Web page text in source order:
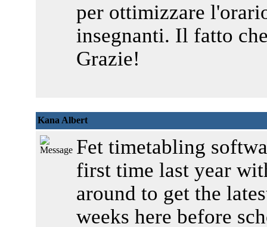
per ottimizzare
insegnanti. Il fatto
Grazie!
Kana Albert
Fet timetabling
first time last year
around to get the
weeks here before